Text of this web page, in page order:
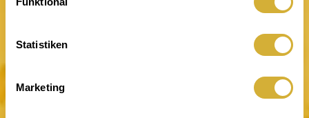
Statistiken
Marketing